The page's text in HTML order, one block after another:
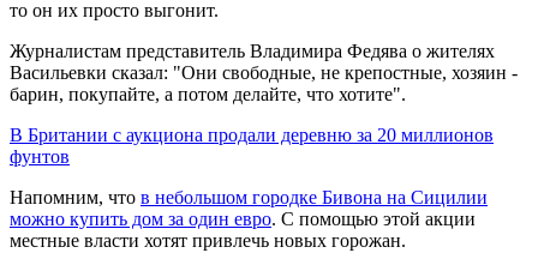
то он их просто выгонит.
Журналистам представитель Владимира Федява о жителях
Васильевки сказал: "Они свободные, не крепостные, хозяин -
барин, покупайте, а потом делайте, что хотите".
В Британии с аукциона продали деревню за 20 миллионов
фунтов
Напомним, что в небольшом городке Бивона на Сицилии
можно купить дом за один евро. С помощью этой акции
местные власти хотят привлечь новых горожан.